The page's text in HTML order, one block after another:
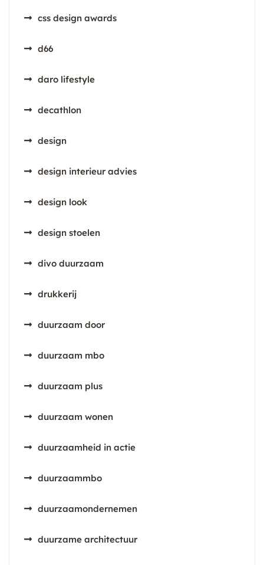
css design awards
d66
daro lifestyle
decathlon
design
design interieur advies
design look
design stoelen
divo duurzaam
drukkerij
duurzaam door
duurzaam mbo
duurzaam plus
duurzaam wonen
duurzaamheid in actie
duurzaammbo
duurzaamondernemen
duurzame architectuur